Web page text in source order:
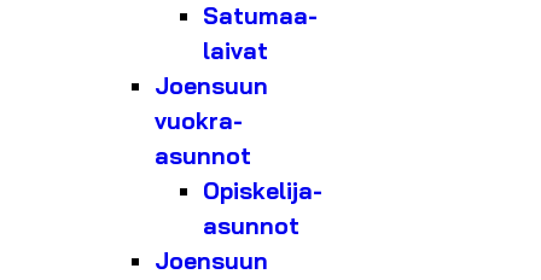
Satumaa-
laivat
Joensuun
vuokra-
asunnot
Opiskelija-
asunnot
Joensuun